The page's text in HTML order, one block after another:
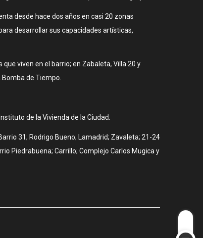
desde hace dos años en casi 20 zonas
desarrollar sus capacidades artísticas,
viven en el barrio; en Zabaleta, Villa 20 y
de Tiempo.
de la Vivienda de la Ciudad.
31; Rodrigo Bueno; Lamadrid; Zavaleta; 21-24
Piedrabuena; Carrillo; Complejo Carlos Mugica y